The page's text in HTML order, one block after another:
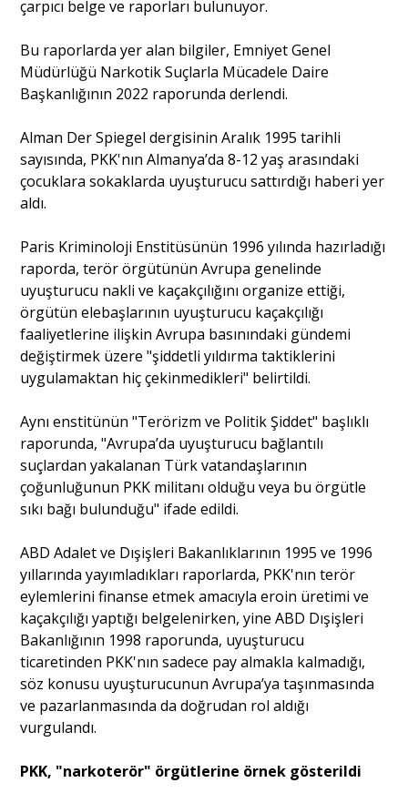
çarpıcı belge ve raporları bulunuyor.
Bu raporlarda yer alan bilgiler, Emniyet Genel
Müdürlüğü Narkotik Suçlarla Mücadele Daire
Başkanlığının 2022 raporunda derlendi.
Alman Der Spiegel dergisinin Aralık 1995 tarihli
sayısında, PKK'nın Almanya’da 8-12 yaş arasındaki
çocuklara sokaklarda uyuşturucu sattırdığı haberi yer
aldı.
Paris Kriminoloji Enstitüsünün 1996 yılında hazırladığı
raporda, terör örgütünün Avrupa genelinde
uyuşturucu nakli ve kaçakçılığını organize ettiği,
örgütün elebaşlarının uyuşturucu kaçakçılığı
faaliyetlerine ilişkin Avrupa basınındaki gündemi
değiştirmek üzere "şiddetli yıldırma taktiklerini
uygulamaktan hiç çekinmedikleri" belirtildi.
Aynı enstitünün "Terörizm ve Politik Şiddet" başlıklı
raporunda, "Avrupa’da uyuşturucu bağlantılı
suçlardan yakalanan Türk vatandaşlarının
çoğunluğunun PKK militanı olduğu veya bu örgütle
sıkı bağı bulunduğu" ifade edildi.
ABD Adalet ve Dışişleri Bakanlıklarının 1995 ve 1996
yıllarında yayımladıkları raporlarda, PKK'nın terör
eylemlerini finanse etmek amacıyla eroin üretimi ve
kaçakçılığı yaptığı belgelenirken, yine ABD Dışişleri
Bakanlığının 1998 raporunda, uyuşturucu
ticaretinden PKK'nın sadece pay almakla kalmadığı,
söz konusu uyuşturucunun Avrupa’ya taşınmasında
ve pazarlanmasında da doğrudan rol aldığı
vurgulandı.
PKK, "narkoterör" örgütlerine örnek gösterildi